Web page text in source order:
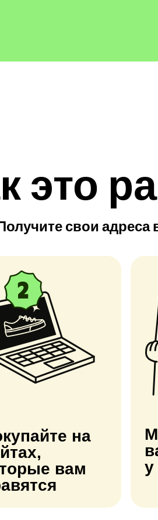
это
свои
на
вам
у